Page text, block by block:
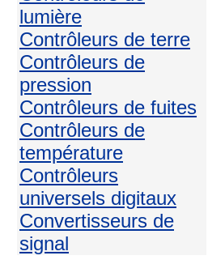
lumière
Contrôleurs de terre
Contrôleurs de
pression
Contrôleurs de fuites
Contrôleurs de
température
Contrôleurs
universels digitaux
Convertisseurs de
signal